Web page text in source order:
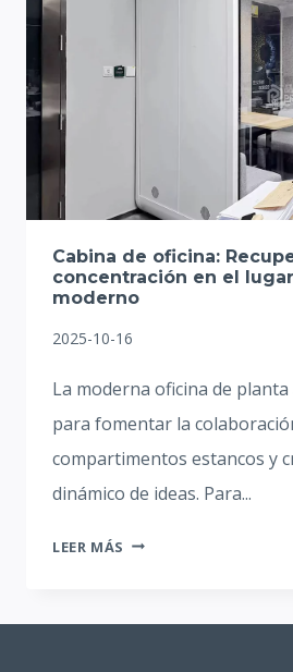
Cabina de oficina:
concentración en el
moderno
2025-10-16
La moderna oficina de
para fomentar la
compartimentos estancos y
dinámico de ideas. Para...
LEER MÁS CABINA
RECUPERAR